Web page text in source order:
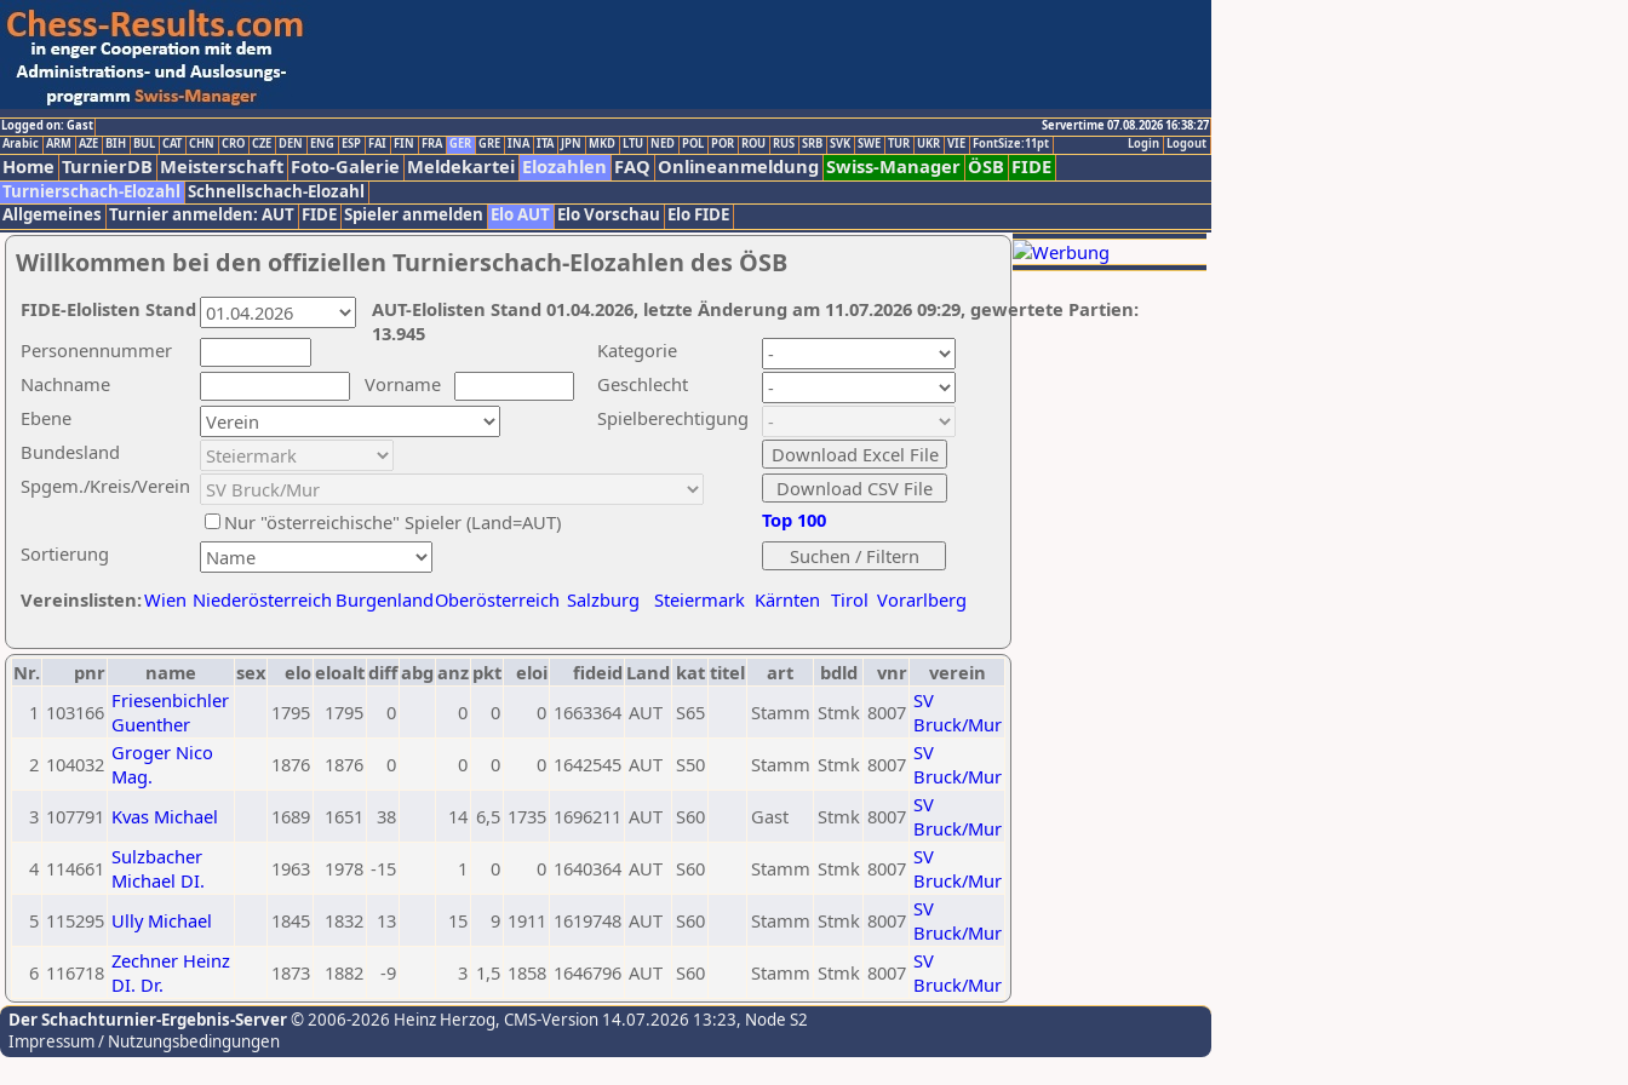
Logged on: Gast
Servertime 07.08.2026 16:38:27
Logout
Login
Arabic ARM AZE BIH BUL CAT CHN CRO CZE DEN ENG ESP FAI FIN FRA GER GRE INA ITA JPN MKD LTU NED POL POR ROU RUS SRB SVK SWE TUR UKR VIE FontSize:11pt
Home TurnierDB Meisterschaft Foto-Galerie Meldekartei Elozahlen FAQ Onlineanmeldung Swiss-Manager ÖSB FIDE
Turnierschach-Elozahl Schnellschach-Elozahl
Allgemeines Turnier anmelden: AUT FIDE Spieler anmelden Elo AUT Elo Vorschau Elo FIDE
Willkommen bei den offiziellen Turnierschach-Elozahlen des ÖSB
Nachname
Vorname
Ebene
Kategorie
Sortierung
Personennummer
Bundesland
Spgem./Kreis/Verein
Geschlecht
Nur "österreichische" Spieler (Land=AUT)
Spielberechtigung
Vereinslisten:Wien Niederösterreich BurgenlandOberösterreich Salzburg Steiermark Kärnten Tirol Vorarlberg
Top 100
AUT-Elolisten Stand 01.04.2026, letzte Änderung am 11.07.2026 09:29, gewertete Partien:
13.945
FIDE-Elolisten Stand
Nr. pnr name sex eloeloaltdiffabg anz pkt eloi fideid Land kat titel art bdld vnr
verein
1 103166 Friesenbichler
Guenther
1795 1795 0 0 0 0 1663364 AUT S65 Stamm Stmk 8007 SV
Bruck/Mur
2 104032 Groger Nico
Mag.
1876 1876 0 0 0 0 1642545 AUT S50 Stamm Stmk 8007 SV
Bruck/Mur
3 107791 Kvas Michael 1689 1651 38 14 6,5 1735 1696211 AUT S60 Gast Stmk 8007 SV
Bruck/Mur
4 114661 Sulzbacher
Michael DI.
1963 1978 -15 1 0 0 1640364 AUT S60 Stamm Stmk 8007 SV
Bruck/Mur
5 115295 Ully Michael 1845 1832 13 15 9 1911 1619748 AUT S60 Stamm Stmk 8007 SV
Bruck/Mur
6 116718 Zechner Heinz
DI. Dr.
1873 1882 -9 3 1,5 1858 1646796 AUT S60 Stamm Stmk 8007 SV
Bruck/Mur
Der Schachturnier-Ergebnis-Server© 2006-2026 Heinz Herzog, CMS-Version 14.07.2026 13:23, Node S2
Impressum / Nutzungsbedingungen